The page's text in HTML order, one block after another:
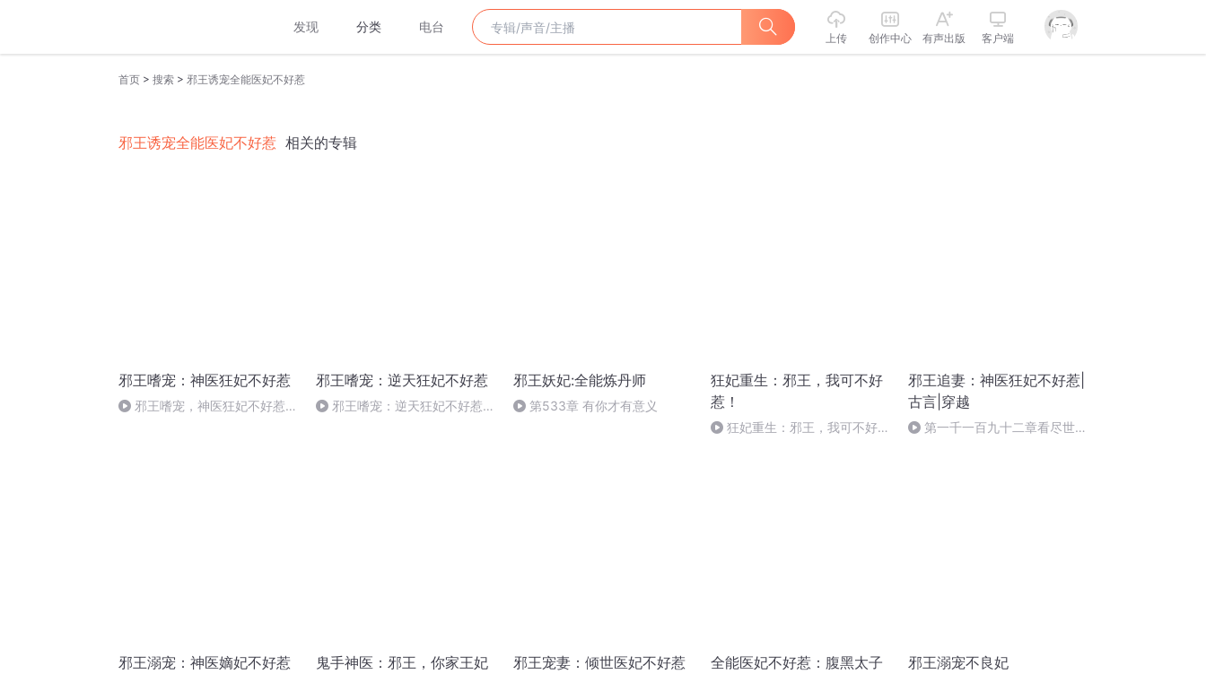
发现 分类 电台
上传 创作中心 有声出版 客户端
首页 > 搜索 > 邪王诱宠全能医妃不好惹
邪王诱宠全能医妃不好惹 相关的专辑
邪王嗜宠：神医狂妃不好惹
邪王嗜宠，神医狂妃不好惹
邪王嗜宠：逆天狂妃不好惹
邪王嗜宠：逆天狂妃不好惹第
邪王妖妃:全能炼丹师
第533章 有你才有意义
狂妃重生：邪王，我可不好
惹！
狂妃重生：邪王，我可不好
邪王追妻：神医狂妃不好惹|
古言|穿越
第一千一百九十二章看尽世间
邪王溺宠：神医嫡妃不好惹
鬼手神医：邪王，你家王妃
邪王宠妻：倾世医妃不好惹
全能医妃不好惹：腹黑太子
邪王溺宠不良妃